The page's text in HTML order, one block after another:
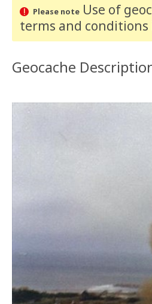
Please noteUse of
terms and conditions
Geocache